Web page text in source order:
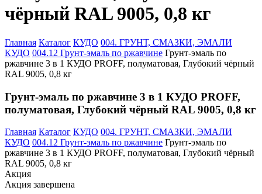
чёрный RAL 9005, 0,8 кг
Главная Каталог КУДО 004. ГРУНТ, СМАЗКИ, ЭМАЛИ
КУДО 004.12 Грунт-эмаль по ржавчине Грунт-эмаль по
ржавчине 3 в 1 КУДО PROFF, полуматовая, Глубокий чёрный
RAL 9005, 0,8 кг
Грунт-эмаль по ржавчине 3 в 1 КУДО PROFF,
полуматовая, Глубокий чёрный RAL 9005, 0,8 кг
Главная Каталог КУДО 004. ГРУНТ, СМАЗКИ, ЭМАЛИ
КУДО 004.12 Грунт-эмаль по ржавчине Грунт-эмаль по
ржавчине 3 в 1 КУДО PROFF, полуматовая, Глубокий чёрный
RAL 9005, 0,8 кг
Акция
Акция завершена